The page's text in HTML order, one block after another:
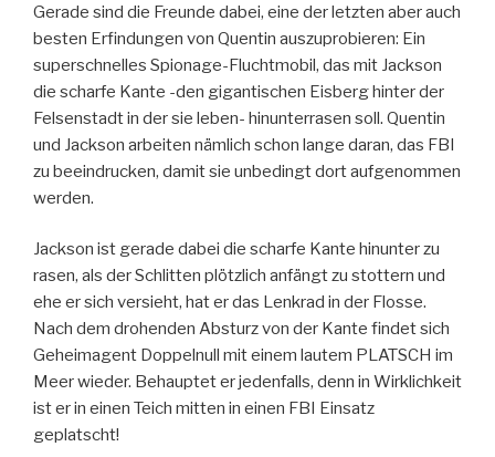
Gerade sind die Freunde dabei, eine der letzten aber auch
besten Erfindungen von Quentin auszuprobieren: Ein
superschnelles Spionage-Fluchtmobil, das mit Jackson
die scharfe Kante -den gigantischen Eisberg hinter der
Felsenstadt in der sie leben- hinunterrasen soll. Quentin
und Jackson arbeiten nämlich schon lange daran, das FBI
zu beeindrucken, damit sie unbedingt dort aufgenommen
werden.
Jackson ist gerade dabei die scharfe Kante hinunter zu
rasen, als der Schlitten plötzlich anfängt zu stottern und
ehe er sich versieht, hat er das Lenkrad in der Flosse.
Nach dem drohenden Absturz von der Kante findet sich
Geheimagent Doppelnull mit einem lautem PLATSCH im
Meer wieder. Behauptet er jedenfalls, denn in Wirklichkeit
ist er in einen Teich mitten in einen FBI Einsatz
geplatscht!